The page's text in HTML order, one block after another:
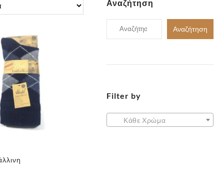
Αναζήτηση
Αναζήτηση
για:
Αναζήτηση
Filter by
Κάθε Χρώμα